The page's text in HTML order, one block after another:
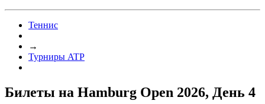
Теннис
→
Турниры ATP
Билеты на Hamburg Open 2026, День 4